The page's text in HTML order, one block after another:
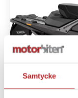
Samtycke